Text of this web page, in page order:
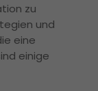
zu
und
eine
einige